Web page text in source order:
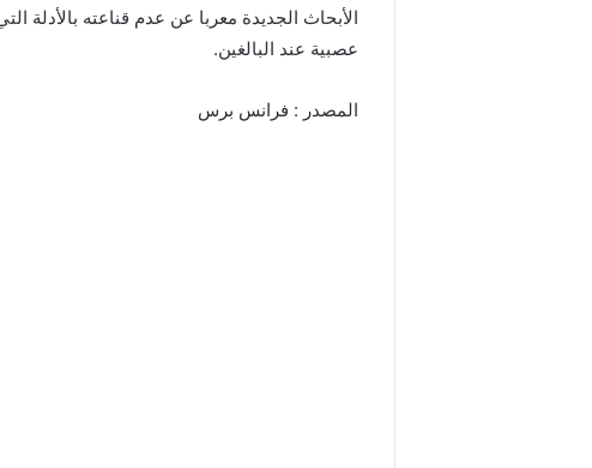
الأبحاث الجديدة معربا عن عدم قناعته بالأدلة
عصبية عند البالغين.
المصدر : فرانس برس